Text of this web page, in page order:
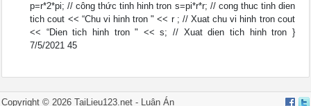
p=r*2*pi; // công thức tinh hinh tron s=pi*r*r; // cong thuc tinh dien
tich cout << “Chu vi hinh tron " << r ; // Xuat chu vi hinh tron cout
<< “Dien tich hinh tron " << s; // Xuat dien tich hinh tron }
7/5/2021 45
Copyright ©2026 TaiLieu123.net - Luận Án